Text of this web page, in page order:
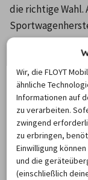
die richtige Wahl.
mit den
Traumwagen zu
Träume
in Ludwigshafen
unglaubliches
der
Kunden zu
Einschluss der
werden. Die
Wir, die FLOYT
ähnliche
Informationen auf
zu verarbeiten.
zwingend
zu erbringen,
Einwilligung
und die
(einschließlich